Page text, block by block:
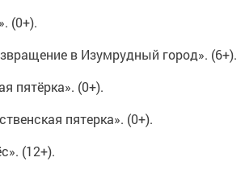
(0+).
в Изумрудный город». (6+).
пятёрка». (0+).
пятерка». (0+).
(12+).